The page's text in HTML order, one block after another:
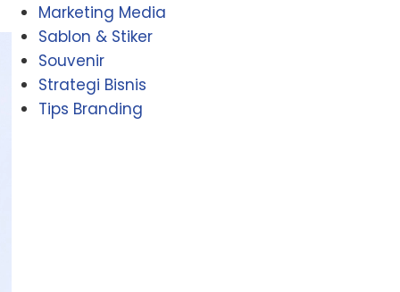
Marketing Media
Sablon & Stiker
Souvenir
Strategi Bisnis
Tips Branding